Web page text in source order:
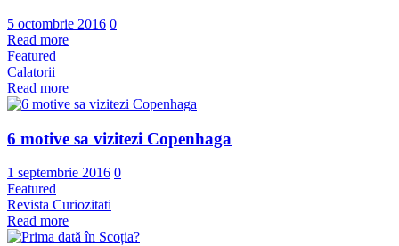
5 octombrie 2016 0
Read more
Featured
Calatorii
Read more
6 motive sa vizitezi Copenhaga
1 septembrie 2016 0
Featured
Revista Curiozitati
Read more